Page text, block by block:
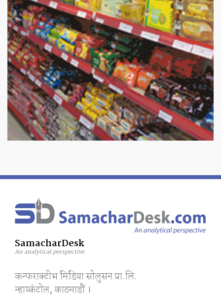
SamacharDesk
An analytical perspective
कन्फराक्टीभ मिडिया साेलुसन प्रा.लि.
न्हाय्कंटाेल, काठमाडाैं ।